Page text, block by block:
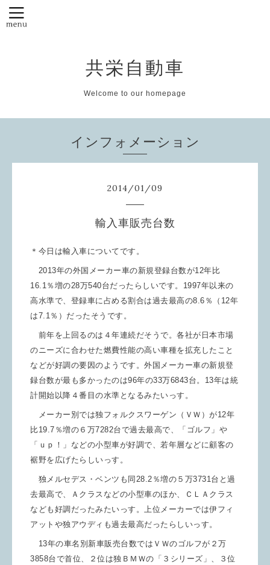
共栄自動車
Welcome to our homepage
インフォメーション
2014/01/09
輸入車販売台数
＊今日は輸入車についてです。
2013年の外国メーカー車の新規登録台数が12年比
16.1％増の28万540台だったらしいです。1997年以来の
高水準で、登録車に占める割合は過去最高の8.6％（12年
は7.1％）だったそうです。
前年を上回るのは４年連続だそうで。各社が日本市場
のニーズに合わせた燃費性能の高い車種を拡充したこと
などが好調の要因のようです。外国メーカー車の新規登
録台数が最も多かったのは96年の33万6843台。13年は統
計開始以降４番目の水準となるみたいっす。
メーカー別では独フォルクスワーゲン（ＶＷ）が12年
比19.7％増の６万7282台で過去最高で、「ゴルフ」や
「ｕｐ！」などの小型車が好調で、若年層などに顧客の
裾野を広げたらしいっす。
独メルセデス・ベンツも同28.2％増の５万3731台と過
去最高で、Ａクラスなどの小型車のほか、ＣＬＡクラス
なども好調だったみたいっす。上位メーカーでは伊フィ
アットや独アウディも過去最高だったらしいっす。
13年の車名別新車販売台数ではＶＷのゴルフが２万
3858台で首位、２位は独ＢＭＷの「３シリーズ」、３位